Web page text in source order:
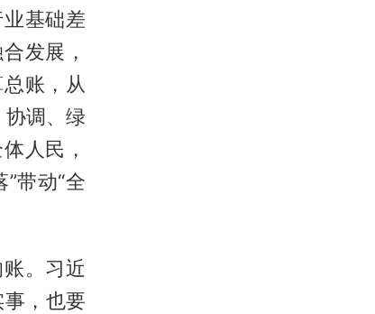
基础差
发展，
账，从
协调、绿
人民，
带动“全
。习近
，也要